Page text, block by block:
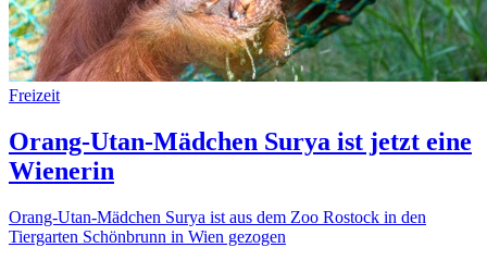
Freizeit
Orang-Utan-Mädchen Surya ist jetzt eine
Wienerin
Orang-Utan-Mädchen Surya ist aus dem Zoo Rostock in den
Tiergarten Schönbrunn in Wien gezogen